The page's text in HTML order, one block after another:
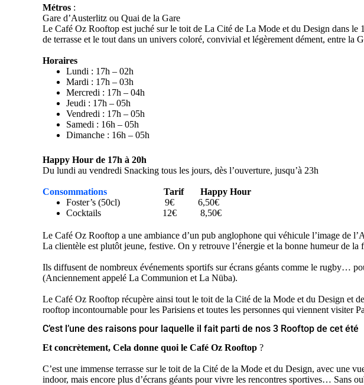
Métros :
Gare d’Austerlitz ou Quai de la Gare
Le Café Oz Rooftop est juché sur le toit de La Cité de La Mode et du Design dans le
de terrasse et le tout dans un univers coloré, convivial et légèrement dément, entre la
Horaires
Lundi : 17h – 02h
Mardi : 17h – 03h
Mercredi : 17h – 04h
Jeudi : 17h – 05h
Vendredi : 17h – 05h
Samedi : 16h – 05h
Dimanche : 16h – 05h
Happy Hour de 17h à 20h
Du lundi au vendredi Snacking tous les jours, dès l’ouverture, jusqu’à 23h
Consommations
Tarif Happy Hour
Foster’s (50cl) 9€ 6,50€
Cocktails 12€ 8,50€
Le Café Oz Rooftop a une ambiance d’un pub anglophone qui véhicule l’image de
La clientèle est plutôt jeune, festive. On y retrouve l’énergie et la bonne humeur de la
Ils diffusent de nombreux événements sportifs sur écrans géants comme le rugby…
(Anciennement appelé La Communion et La Nüba).
Le Café Oz Rooftop récupère ainsi tout le toit de la Cité de la Mode et du Design et
rooftop incontournable pour les Parisiens et toutes les personnes qui viennent visiter
C’est l’une des raisons pour laquelle il fait parti de nos 3 Rooftop de cet été
Et concrètement, Cela donne quoi le Café Oz Rooftop ?
C’est une immense terrasse sur le toit de la Cité de la Mode et du Design, avec une
indoor, mais encore plus d’écrans géants pour vivre les rencontres sportives… Sans